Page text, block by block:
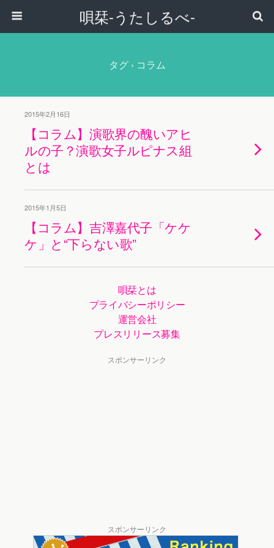
唄栞-うたしるべ-
タグ › コラム
2015年2月16日
【コラム】演歌界の醜いアヒ
ルの子？演歌女子ルピナス組
とは
2015年1月5日
【コラム】吉澤嘉代子「ケケ
ケ」と“下らない歌”
唄栞とは
プライバシーポリシー
運営会社
プレスリリース募集
スポンサーリンク
スポンサーリンク